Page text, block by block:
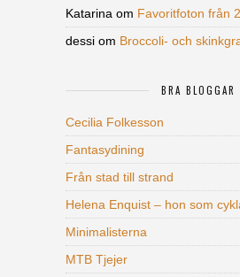
Katarina om Favoritfoton från
dessi om Broccoli- och
BRA BLOGGAR
Cecilia Folkesson
Fantasydining
Från stad till strand
Helena Enquist – hon som
Minimalisterna
MTB Tjejer